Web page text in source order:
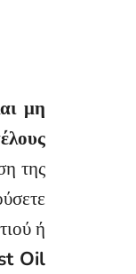
μη
της
ή
Oil